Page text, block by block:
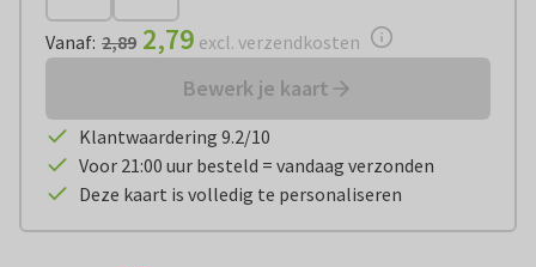
Vanaf: 2,89 2,79 excl. verzendkosten
Bewerk je kaart
Klantwaardering 9.2/10
Voor 21:00 uur besteld = vandaag verzonden
Deze kaart is volledig te personaliseren